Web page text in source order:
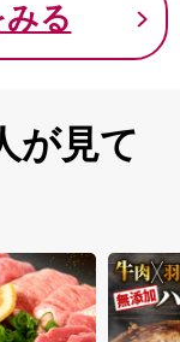
る
が見て